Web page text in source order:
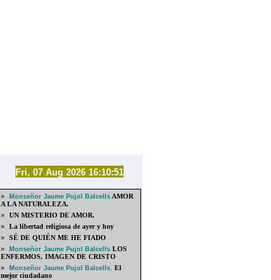
Fri, 07 Aug 2026 16:10:51
» Monseñor Jaume Pujol Balcells AMOR
A LA NATURALEZA.
»
UN MISTERIO DE AMOR.
»
La libertad religiosa de ayer y hoy
»
SÉ DE QUIÉN ME HE FIADO
»
Monseñor Jaume Pujol Balcells LOS
ENFERMOS, IMAGEN DE CRISTO
»
Monseñor Jaume Pujol Balcells. El
mejor ciudadano